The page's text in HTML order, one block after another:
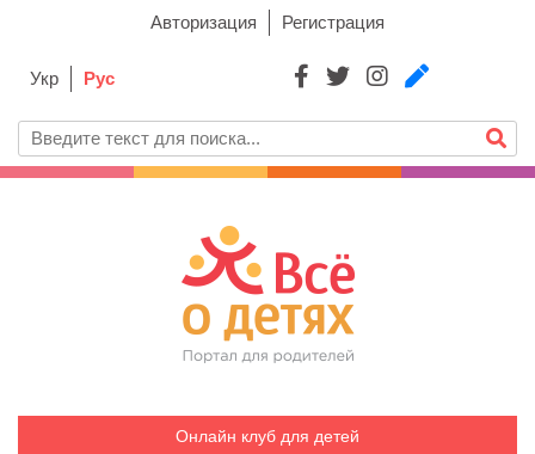
Авторизация Регистрация
Укр Рус
Онлайн клуб для детей